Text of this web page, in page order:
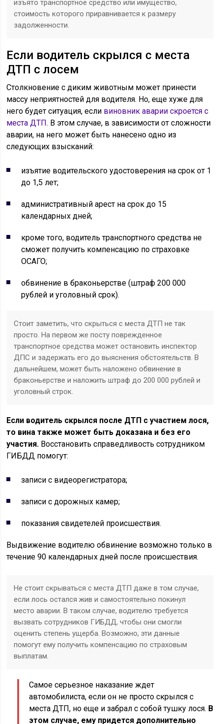
изъято транспортное средство или имущество,
стоимость которого приравнивается к размеру
задолженности.
Если водитель скрылся с места
ДТП с лосем
Столкновение с диким животным может принести
массу неприятностей для водителя. Но, еще хуже для
него будет ситуация, если виновник аварии скроется с
места ДТП. В этом случае, в зависимости от сложности
аварии, на него может быть нанесено одно из
следующих взысканий:
изъятие водительского удостоверения на срок от 1
до 1,5 лет;
административный арест на срок до 15
календарных дней;
кроме того, водитель транспортного средства не
сможет получить компенсацию по страховке
ОСАГО;
обвинение в браконьерстве (штраф 200 000
рублей и уголовный срок).
Стоит заметить, что скрыться с места ДТП не так
просто. На первом же посту поврежденное
транспортное средства может остановить инспектор
ДПС и задержать его до выяснения обстоятельств. В
дальнейшем, может быть наложено обвинение в
браконьерстве и наложить штраф до 200 000 рублей и
уголовный строк.
Если водитель скрылся после ДТП с участием лося,
то вина также может быть доказана и без его
участия. Восстановить справедливость сотрудником
ГИБДД помогут:
записи с видеорегистратора;
записи с дорожных камер;
показания свидетелей происшествия.
Выдвижение водителю обвинение возможно только в
течение 90 календарных дней после происшествия.
Не стоит скрываться с места ДТП даже в том случае,
если лось остался жив и самостоятельно покинул
место аварии. В таком случае, водителю требуется
вызвать сотрудников ГИБДД, чтобы они смогли
оценить степень ущерба. Возможно, эти данные
помогут ему получить компенсацию по страховым
выплатам.
Самое серьезное наказание ждет
автомобилиста, если он не просто скрылся с
места ДТП, но еще и забрал с собой тушку лося. В
этом случае, ему придется дополнительно